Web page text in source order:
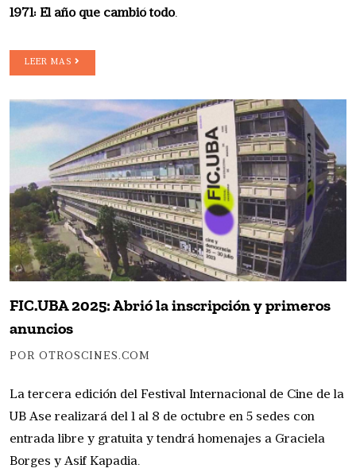
1971: El año que cambió todo.
LEER MAS
FIC.UBA 2025: Abrió la inscripción y primeros
anuncios
POR OTROSCINES.COM
La tercera edición del Festival Internacional de Cine de la
UB Ase realizará del 1 al 8 de octubre en 5 sedes con
entrada libre y gratuita y tendrá homenajes a Graciela
Borges y Asif Kapadia.